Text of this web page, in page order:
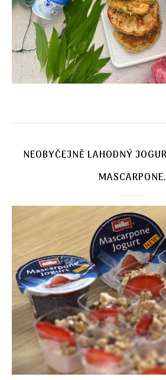
NEOBYČEJNĚ LAHODNÝ
MASCARPONE.